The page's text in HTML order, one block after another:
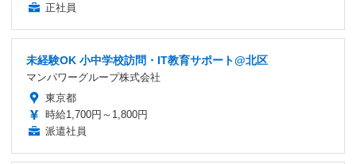
正社員
未経験OK 小中学校訪問・IT教育サポート@北区
マンパワーグループ株式会社
東京都
時給1,700円～1,800円
派遣社員